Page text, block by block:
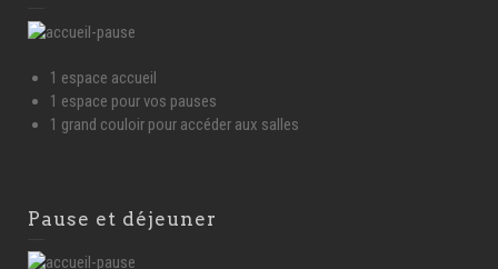
1 espace accueil
1 espace pour vos pauses
1 grand couloir pour accéder aux salles
Pause et déjeuner